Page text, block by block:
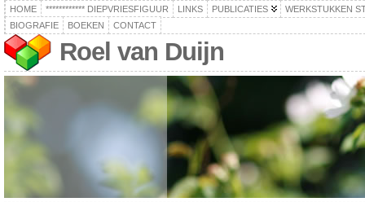
HOME ************ DIEPVRIESFIGUUR LINKS PUBLICATIES
WERKSTUKKEN
BIOGRAFIE
BOEKEN CONTACT
Roel van Duijn